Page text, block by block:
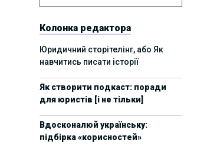
приватність у 2026. Очікувані
Вчора 11 листопада пройде
вебінар “AI-агенти: прайвесі, IP
та комплаєнс ризики”
31/10/20258 листопада пройде
Форум молодих юристів України
2025
Колонка редактора
Юридичний сторітелінг, або Як
навчитись писати історії
Як створити подкаст: поради
для юристів [і не тільки]
Вдосконалюй українську:
підбірка «корисностей»